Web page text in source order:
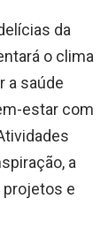
da
o clima
a saúde
estar com
a
projetos e